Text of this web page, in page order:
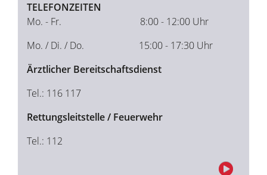
TELEFONZEITEN
Mo. - Fr. 8:00 - 12:00 Uhr
Mo. / Di. / Do. 15:00 - 17:30 Uhr
Ärztlicher Bereitschaftsdienst
Tel.: 116 117
Rettungsleitstelle / Feuerwehr
Tel.: 112